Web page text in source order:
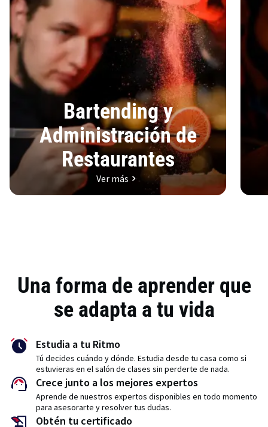
Bartending y
Administración de
Restaurantes
Ver más
Una forma de aprender que
se adapta a tu vida
Estudia a tu Ritmo
Tú decides cuándo y dónde. Estudia desde tu casa como si
estuvieras en el salón de clases sin perderte de nada.
Crece junto a los mejores expertos
Aprende de nuestros expertos disponibles en todo momento
para asesorarte y resolver tus dudas.
Obtén tu certificado